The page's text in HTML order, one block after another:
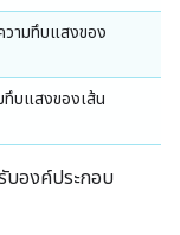
วามทึบแสงของ
ทึบแสงของเส้น
บองค์ประกอบ